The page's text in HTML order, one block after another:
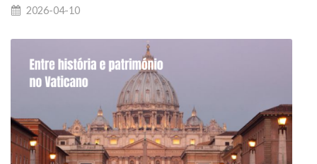
2026-04-10